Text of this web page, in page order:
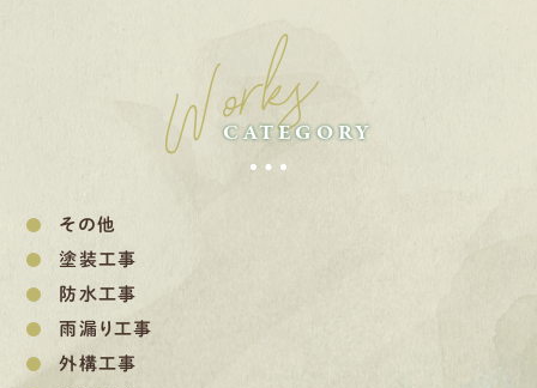
Works
CATEGORY
その他
塗装工事
防水工事
雨漏り工事
外構工事